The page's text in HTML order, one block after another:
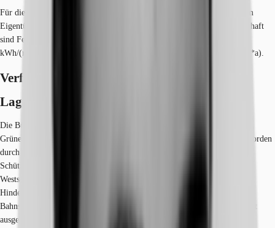
Für diese Liegenschaft liegt ein Verbrauchsausweis vom 19.03.2020 vom
Eigentümer/Vermieter vor. Die wesentlichen Energieträger der Liegenschaft
sind Fernwärme, Strom. Der Endenergieverbrauch Strom beträgt 32.00
kWh/(m²*a). Der Endenergieverbrauch Wärme beträgt 130.00 kWh/(m²*a).
Verfügbare Fläche
Lage und Verkehrsanbindung
Die Büromarktzone City umfasst die Innenstadt, das Entwicklungsgebiet
Grüne Mitte und insbesondere die Fußgängerzone Essens. Sie wird im Norden
durch den Viehofer Platz und im Osten durch Bürobebauung entlang der
Schützenbahn begrenzt. Die City grenzt direkt an die Büromarktzonen
Weststadt und das Südviertel, die Abgrenzung erfolgt durch die
Hindenburgstraße bzw. den Limbecker Platz im Westen sowie die
Bahnschienen des Essener Hauptbahnhof im Süden. Die zentrale Lage mit
ausgezeichneter ÖPNV-Anbindung und Infrastruktur, dazu repräsentative